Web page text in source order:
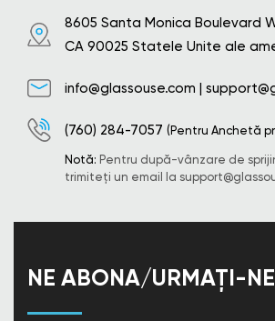
8605 Santa Monica Boulevard
CA 90025 Statele Unite ale
info@glassouse.com |
(760) 284-7057 (Pentru Anchetă
Notă: Pentru după-vânzare de
trimiteți un email la
NE ABONA/URMAȚI-NE